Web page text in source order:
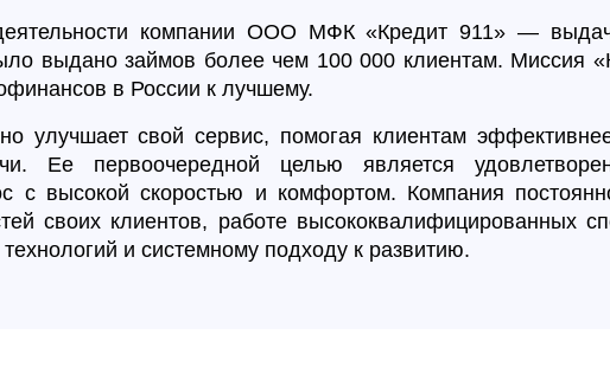
компании ООО МФК «Кредит 911» —
выдано займов более чем 100 000 клиентам. Миссия
в России к лучшему.
улучшает свой сервис, помогая клиентам
Ее первоочередной целью является
с высокой скоростью и комфортом. Компания
своих клиентов, работе высококвалифицированных
и системному подходу к развитию.